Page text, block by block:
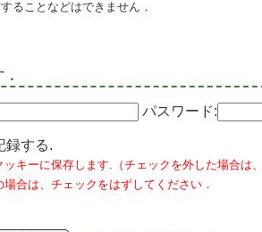
ることなどはできません．
パスワード:
録する.
ッキーに保存します.（チェックを外した場合は
合は、チェックをはずしてください．